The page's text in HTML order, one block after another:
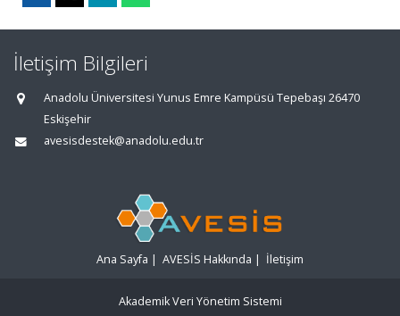
İletişim Bilgileri
Anadolu Üniversitesi Yunus Emre Kampüsü Tepebaşı 26470
Eskişehir
avesisdestek@anadolu.edu.tr
Ana Sayfa | AVESİS Hakkında | İletişim
Akademik Veri Yönetim Sistemi